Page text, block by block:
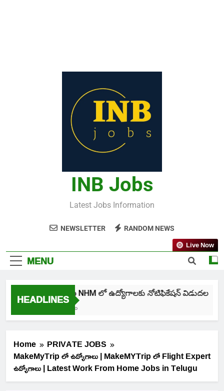
INB Jobs
Latest Jobs Information
NEWSLETTER RANDOM NEWS
MENU
Live Now
HEADLINES
తెలంగాణ NHM లో ఉద్యోగాలకు నోటిఫికేషన్ విడుదల
Home
PRIVATE JOBS
MakeMyTrip లో ఉద్యోగాలు | MakeMYTrip లో Flight Expert
ఉద్యోగాలు | Latest Work From Home Jobs in Telugu